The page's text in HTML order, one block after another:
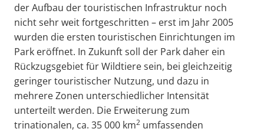
der Aufbau der touristischen Infrastruktur noch
nicht sehr weit fortgeschritten – erst im Jahr 2005
wurden die ersten touristischen Einrichtungen im
Park eröffnet. In Zukunft soll der Park daher ein
Rückzugsgebiet für Wildtiere sein, bei gleichzeitig
geringer touristischer Nutzung, und dazu in
mehrere Zonen unterschiedlicher Intensität
unterteilt werden. Die Erweiterung zum
trinationalen, ca. 35 000 km2 umfassenden